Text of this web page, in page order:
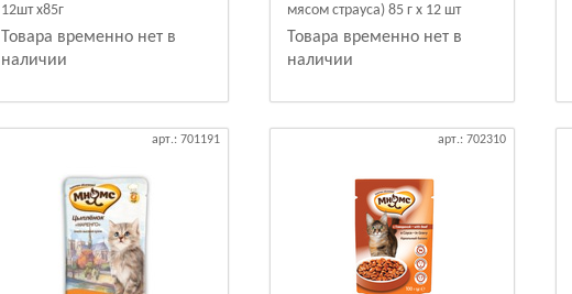
12шт х85г
Товара временно нет в
наличии
мясом страуса) 85 г х 12 шт
Товара временно нет в
наличии
арт.: 701191 арт.: 702310